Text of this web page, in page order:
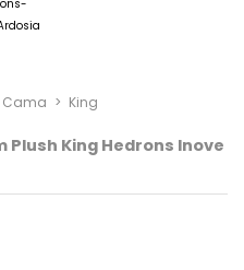
Cama > King
Plush King Hedrons Inove